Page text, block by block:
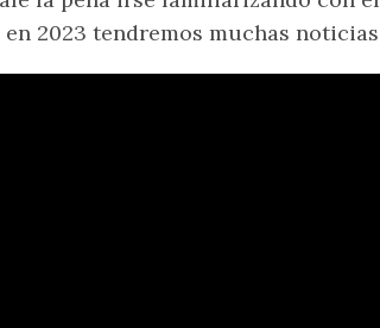
2023 tendremos muchas